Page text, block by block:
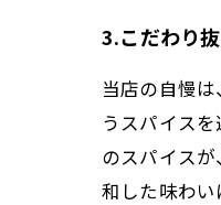
3.こだわり
当店の自慢
うスパイス
のスパイス
和した味わ